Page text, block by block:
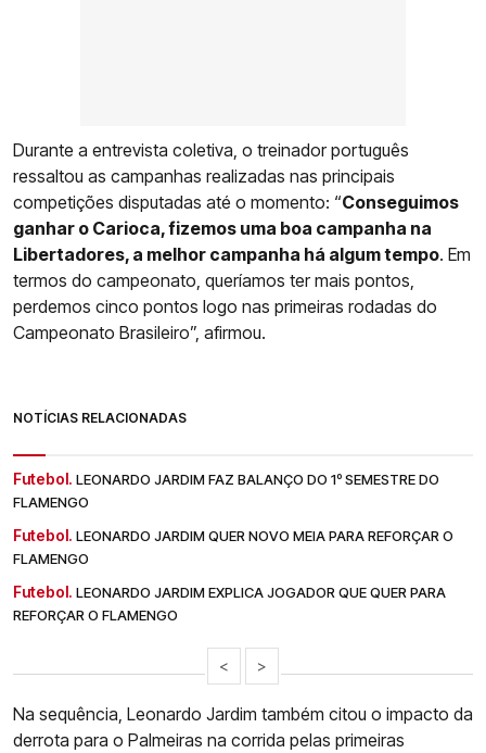
Durante a entrevista coletiva, o treinador português
ressaltou as campanhas realizadas nas principais
competições disputadas até o momento: “Conseguimos
ganhar o Carioca, fizemos uma boa campanha na
Libertadores, a melhor campanha há algum tempo. Em
termos do campeonato, queríamos ter mais pontos,
perdemos cinco pontos logo nas primeiras rodadas do
Campeonato Brasileiro”, afirmou.
NOTÍCIAS RELACIONADAS
Futebol. LEONARDO JARDIM FAZ BALANÇO DO 1º SEMESTRE DO
FLAMENGO
Futebol. LEONARDO JARDIM QUER NOVO MEIA PARA REFORÇAR O
FLAMENGO
Futebol. LEONARDO JARDIM EXPLICA JOGADOR QUE QUER PARA
REFORÇAR O FLAMENGO
< >
Na sequência, Leonardo Jardim também citou o impacto da
derrota para o Palmeiras na corrida pelas primeiras